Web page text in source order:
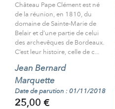
Château Pape Clément est né
de la réunion, en 1810, du
domaine de Sainte-Marie de
Belair et d’une partie de celui
des archevêques de Bordeaux.
C’est leur histoire, celle de c...
Jean Bernard
Marquette
Date de parution : 01/11/2018
25,00 €